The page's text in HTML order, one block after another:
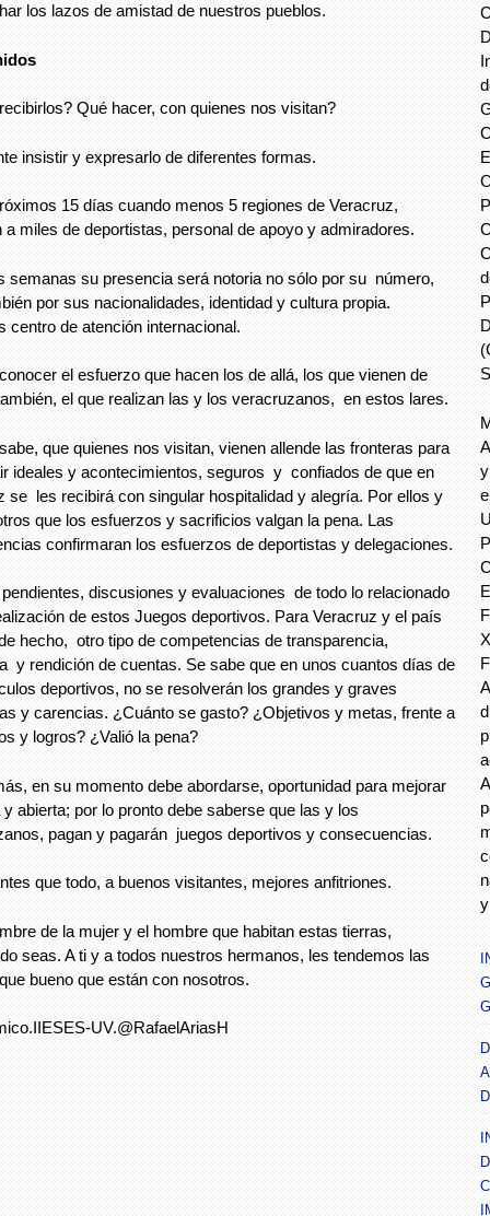
los lazos de amistad de nuestros pueblos.
Qué hacer, con quienes nos visitan?
insistir y expresarlo de diferentes formas.
15 días cuando menos 5 regiones de Veracruz,
a miles de deportistas, personal de apoyo y admiradores.
semanas su presencia será notoria no sólo por su número,
por sus nacionalidades, identidad y cultura propia.
centro de atención internacional.
el esfuerzo que hacen los de allá, los que vienen de
el que realizan las y los veracruzanos, en estos lares.
que quienes nos visitan, vienen allende las fronteras para
ideales y acontecimientos, seguros y confiados de que en
se les recibirá con singular hospitalidad y alegría. Por ellos y
que los esfuerzos y sacrificios valgan la pena. Las
confirmaran los esfuerzos de deportistas y delegaciones.
discusiones y evaluaciones de todo lo relacionado
de estos Juegos deportivos. Para Veracruz y el país
hecho, otro tipo de competencias de transparencia,
y rendición de cuentas. Se sabe que en unos cuantos días de
deportivos, no se resolverán los grandes y graves
y carencias. ¿Cuánto se gasto? ¿Objetivos y metas, frente a
y logros? ¿Valió la pena?
en su momento debe abordarse, oportunidad para mejorar
y abierta; por lo pronto debe saberse que las y los
pagan y pagarán juegos deportivos y consecuencias.
que todo, a buenos visitantes, mejores anfitriones.
de la mujer y el hombre que habitan estas tierras,
seas. A ti y a todos nuestros hermanos, les tendemos las
bueno que están con nosotros.
UV.@RafaelAriasH